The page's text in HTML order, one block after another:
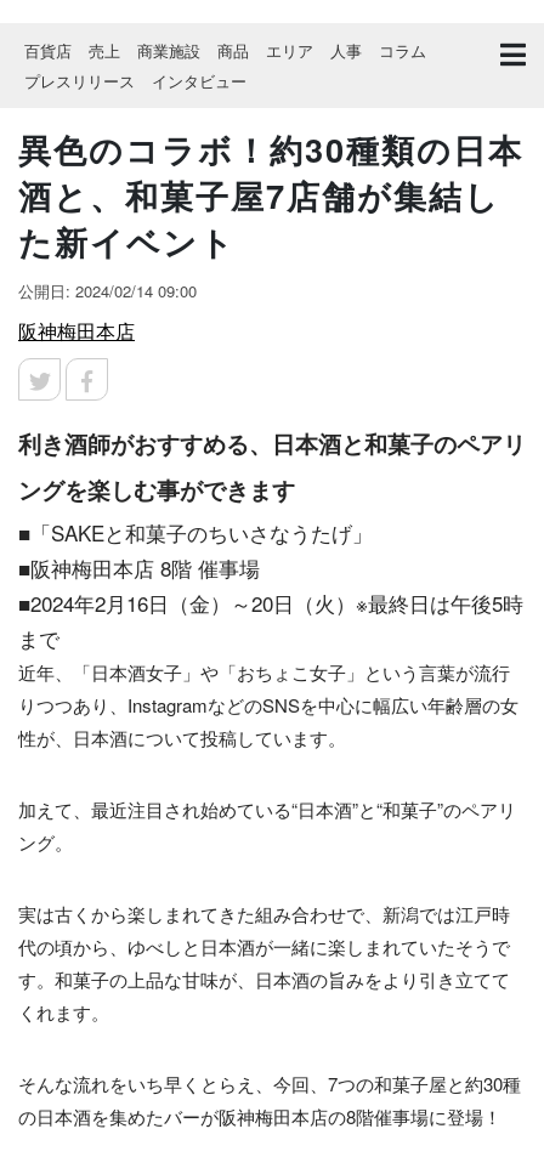
百貨店 売上 商業施設 商品 エリア 人事
コラム
プレスリリース
インタビュー
異色のコラボ！約30種類の日本
酒と、和菓子屋7店舗が集結し
た新イベント
公開日: 2024/02/14 09:00
阪神梅田本店
利き酒師がおすすめる、日本酒と和菓子のペアリ
ングを楽しむ事ができます
■「SAKEと和菓子のちいさなうたげ」
■阪神梅田本店 8階 催事場
■2024年2月16日（金）～20日（火）※最終日は午後5時
まで
近年、「日本酒女子」や「おちょこ女子」という言葉が流行
りつつあり、InstagramなどのSNSを中心に幅広い年齢層の女
性が、日本酒について投稿しています。
加えて、最近注目され始めている“日本酒”と“和菓子”のペアリ
ング。
実は古くから楽しまれてきた組み合わせで、新潟では江戸時
代の頃から、ゆべしと日本酒が一緒に楽しまれていたそうで
す。和菓子の上品な甘味が、日本酒の旨みをより引き立てて
くれます。
そんな流れをいち早くとらえ、今回、7つの和菓子屋と約30種
の日本酒を集めたバーが阪神梅田本店の8階催事場に登場！